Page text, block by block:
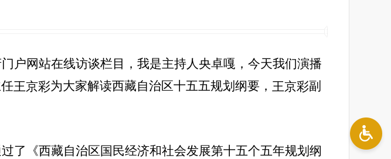
户网站在线访谈栏目，我是主持人央卓嘎，今天我们演播
王京彩为大家解读西藏自治区十五五规划纲要， 王京彩副
了《西藏自治区国民经济和社会发展第十五个五年规划纲